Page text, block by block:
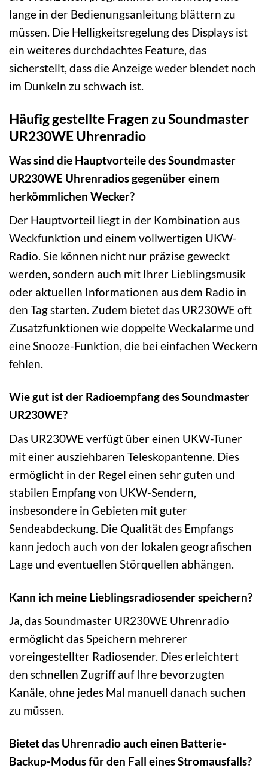
lange in der Bedienungsanleitung blättern zu
müssen. Die Helligkeitsregelung des Displays ist
ein weiteres durchdachtes Feature, das
sicherstellt, dass die Anzeige weder blendet noch
im Dunkeln zu schwach ist.
Häufig gestellte Fragen zu Soundmaster
UR230WE Uhrenradio
Was sind die Hauptvorteile des Soundmaster
UR230WE Uhrenradios gegenüber einem
herkömmlichen Wecker?
Der Hauptvorteil liegt in der Kombination aus
Weckfunktion und einem vollwertigen UKW-
Radio. Sie können nicht nur präzise geweckt
werden, sondern auch mit Ihrer Lieblingsmusik
oder aktuellen Informationen aus dem Radio in
den Tag starten. Zudem bietet das UR230WE oft
Zusatzfunktionen wie doppelte Weckalarme und
eine Snooze-Funktion, die bei einfachen Weckern
fehlen.
Wie gut ist der Radioempfang des Soundmaster
UR230WE?
Das UR230WE verfügt über einen UKW-Tuner
mit einer ausziehbaren Teleskopantenne. Dies
ermöglicht in der Regel einen sehr guten und
stabilen Empfang von UKW-Sendern,
insbesondere in Gebieten mit guter
Sendeabdeckung. Die Qualität des Empfangs
kann jedoch auch von der lokalen geografischen
Lage und eventuellen Störquellen abhängen.
Kann ich meine Lieblingsradiosender speichern?
Ja, das Soundmaster UR230WE Uhrenradio
ermöglicht das Speichern mehrerer
voreingestellter Radiosender. Dies erleichtert
den schnellen Zugriff auf Ihre bevorzugten
Kanäle, ohne jedes Mal manuell danach suchen
zu müssen.
Bietet das Uhrenradio auch einen Batterie-
Backup-Modus für den Fall eines Stromausfalls?